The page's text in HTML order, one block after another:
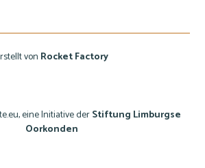
eine Initiative derStiftung Limburgse
Oorkonden
von Rocket Factory